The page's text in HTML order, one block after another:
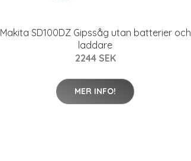
Makita SD100DZ Gipssåg utan batterier och
laddare
2244 SEK
MER INFO!